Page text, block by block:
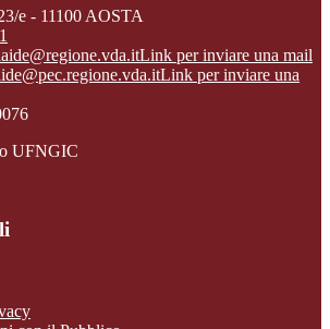
e - 11100 AOSTA
Link per inviare una mail
Link per inviare una
UFNGIC